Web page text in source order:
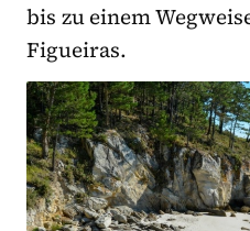
bis zu einem
Figueiras.